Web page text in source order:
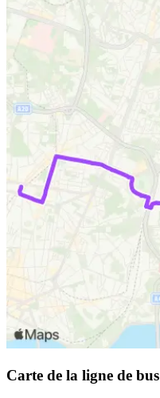
Carte de la ligne de